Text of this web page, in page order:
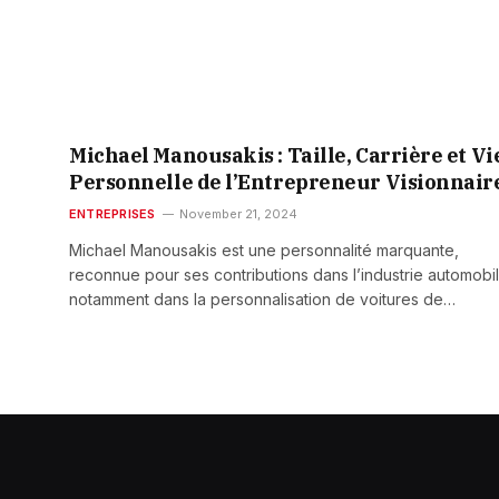
Michael Manousakis : Taille, Carrière et
Personnelle de l’Entrepreneur
ENTREPRISES November 21, 2024
Michael Manousakis est une personnalité marquante,
reconnue pour ses contributions dans l’industrie
notamment dans la personnalisation de voitures de…